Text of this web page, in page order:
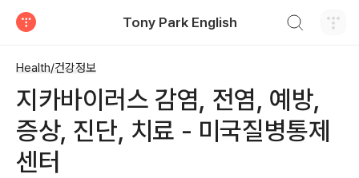
Tony Park English
Health/건강정보
지카바이러스 감염, 전염, 예방,
증상, 진단, 치료 - 미국질병통제
센터